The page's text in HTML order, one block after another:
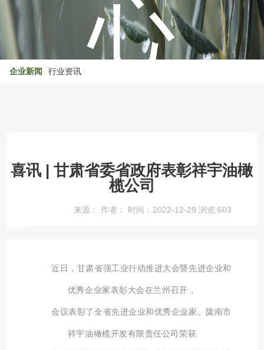
心
企业新闻 行业资讯
喜讯 | 甘肃省委省政府表彰祥宇油橄
榄公司
来源： 作者： 时间：2022-12-29 浏览:603
近日 ，甘肃省强工业行动推进大会暨先进企业和
优秀企业家表彰大会在兰州召开，
会议表彰了全省先进企业和优秀企业家。 陇南市
祥宇油橄榄开发有限责任公司 荣获